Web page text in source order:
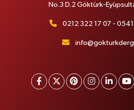
No.3 D.2 Göktürk-
0212 322 17 07 -